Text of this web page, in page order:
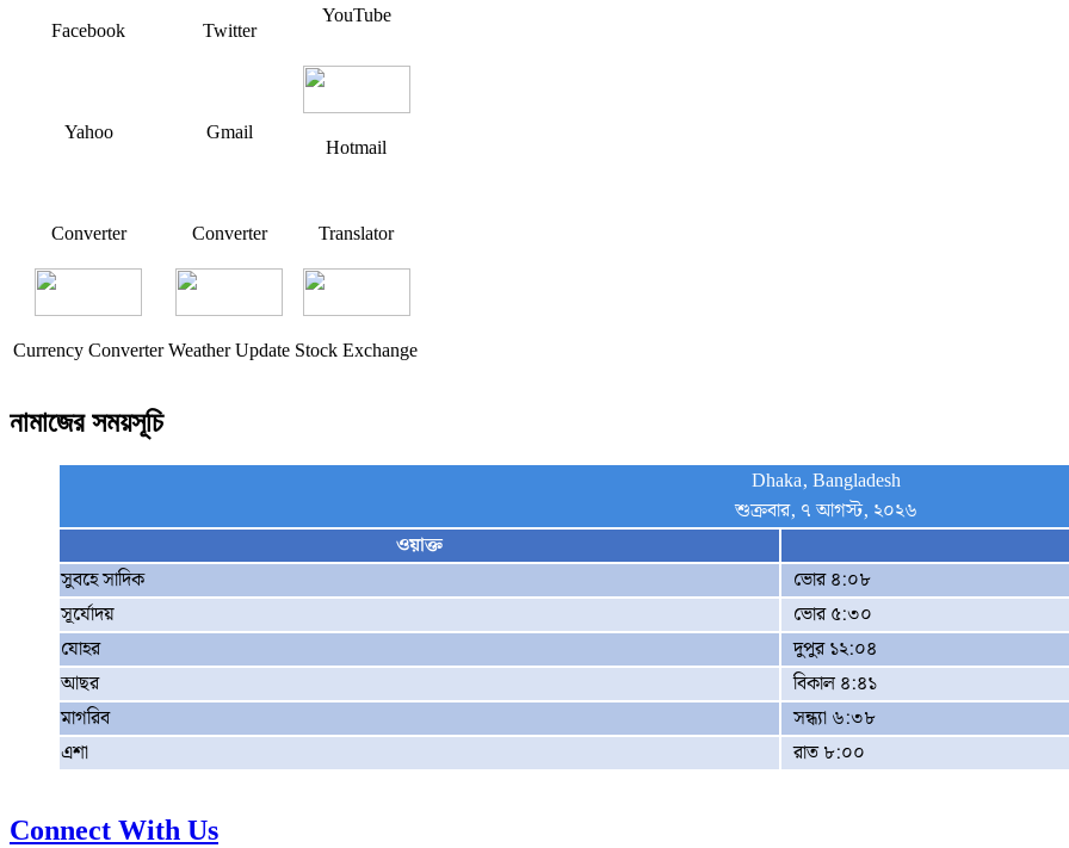
Facebook Twitter
YouTube
Yahoo Gmail
Hotmail
Converter Converter Translator
Currency Converter Weather Update Stock Exchange
নামাজের সময়সূচি
Dhaka, Bangladesh
শুক্রবার, ৭ আগস্ট, ২০২৬
ওয়াক্ত
সুবহে সাদিক
ভোর ৪:০৮
সূর্যোদয়
ভোর ৫:৩০
যোহর
দুপুর ১২:০৪
আছর
বিকাল ৪:৪১
মাগরিব
সন্ধ্যা ৬:৩৮
এশা
রাত ৮:০০
Connect With Us